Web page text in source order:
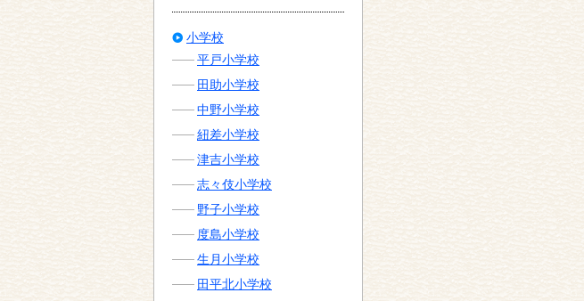
小学校
平戸小学校
田助小学校
中野小学校
紐差小学校
津吉小学校
志々伎小学校
野子小学校
度島小学校
生月小学校
田平北小学校